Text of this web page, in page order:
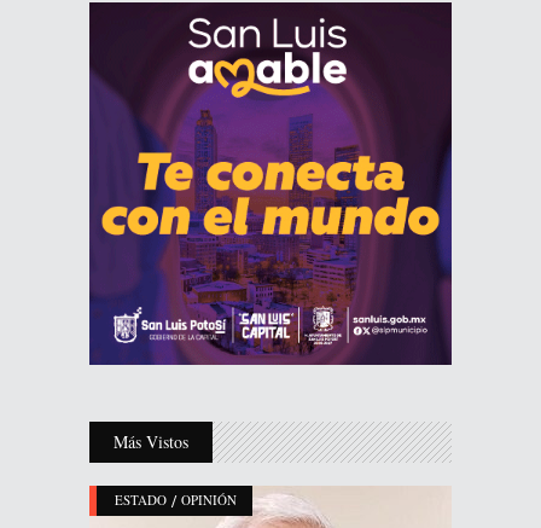
Más Vistos
ESTADO / OPINIÓN